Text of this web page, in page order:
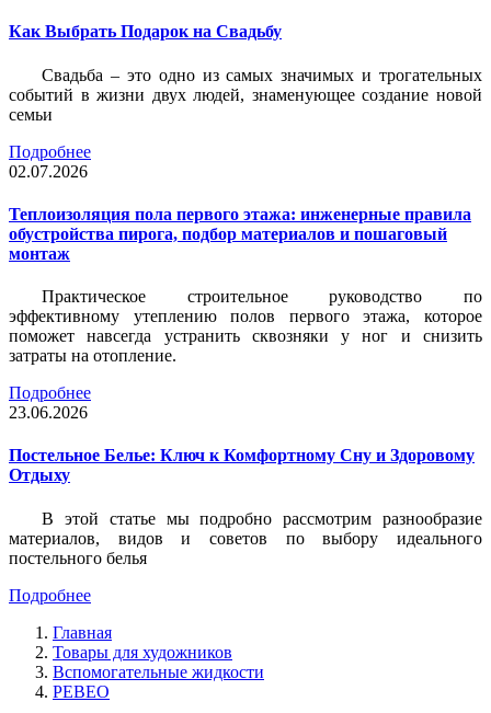
Как Выбрать Подарок на Свадьбу
Свадьба – это одно из самых значимых и трогательных
событий в жизни двух людей, знаменующее создание новой
семьи
Подробнее
02.07.2026
Теплоизоляция пола первого этажа: инженерные правила
обустройства пирога, подбор материалов и пошаговый
монтаж
Практическое строительное руководство по
эффективному утеплению полов первого этажа, которое
поможет навсегда устранить сквозняки у ног и снизить
затраты на отопление.
Подробнее
23.06.2026
Постельное Белье: Ключ к Комфортному Сну и Здоровому
Отдыху
В этой статье мы подробно рассмотрим разнообразие
материалов, видов и советов по выбору идеального
постельного белья
Подробнее
Главная
Товары для художников
Вспомогательные жидкости
PEBEO